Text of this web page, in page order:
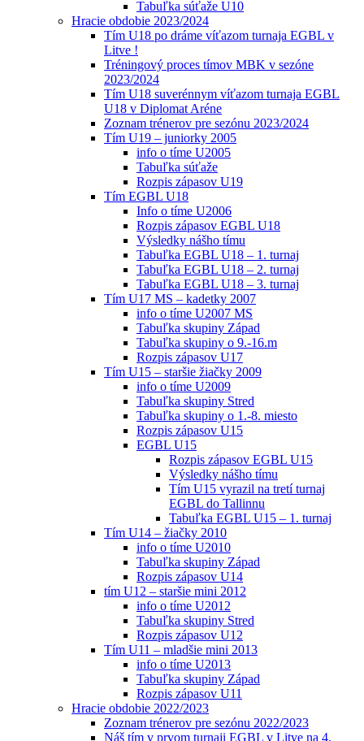
Tabuľka súťaže U10
Hracie obdobie 2023/2024
Tím U18 po dráme víťazom turnaja EGBL v
Litve !
Tréningový proces tímov MBK v sezóne
2023/2024
Tím U18 suverénnym víťazom turnaja EGBL
U18 v Diplomat Aréne
Zoznam trénerov pre sezónu 2023/2024
Tím U19 – juniorky 2005
info o tíme U2005
Tabuľka súťaže
Rozpis zápasov U19
Tím EGBL U18
Info o tíme U2006
Rozpis zápasov EGBL U18
Výsledky nášho tímu
Tabuľka EGBL U18 – 1. turnaj
Tabuľka EGBL U18 – 2. turnaj
Tabuľka EGBL U18 – 3. turnaj
Tím U17 MS – kadetky 2007
info o tíme U2007 MS
Tabuľka skupiny Západ
Tabuľka skupiny o 9.-16.m
Rozpis zápasov U17
Tím U15 – staršie žiačky 2009
info o tíme U2009
Tabuľka skupiny Stred
Tabuľka skupiny o 1.-8. miesto
Rozpis zápasov U15
EGBL U15
Rozpis zápasov EGBL U15
Výsledky nášho tímu
Tím U15 vyrazil na tretí turnaj
EGBL do Tallinnu
Tabuľka EGBL U15 – 1. turnaj
Tím U14 – žiačky 2010
info o tíme U2010
Tabuľka skupiny Západ
Rozpis zápasov U14
tím U12 – staršie mini 2012
info o tíme U2012
Tabuľka skupiny Stred
Rozpis zápasov U12
Tím U11 – mladšie mini 2013
info o tíme U2013
Tabuľka skupiny Západ
Rozpis zápasov U11
Hracie obdobie 2022/2023
Zoznam trénerov pre sezónu 2022/2023
Náš tím v prvom turnaji EGBL v Litve na 4.